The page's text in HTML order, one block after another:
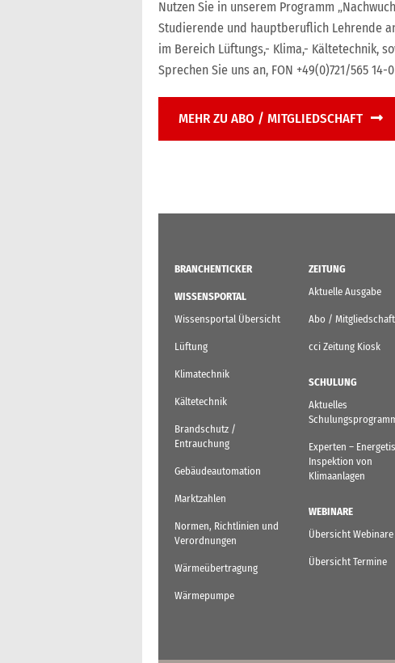
Nutzen Sie in unserem Programm
Studierende und hauptberuflich Lehrende
im Bereich Lüftungs,- Klima,- Kältetechnik,
Sprechen Sie uns an, FON +49(0)721/565 14-0
MEHR ZU ABO / MITGLIEDSCHAFT
BRANCHENTICKER
WISSENSPORTAL
Wissensportal Übersicht
Lüftung
Klimatechnik
Kältetechnik
Brandschutz /
Entrauchung
Gebäudeautomation
Marktzahlen
Normen, Richtlinien und
Verordnungen
Wärmeübertragung
Wärmepumpe
ZEITUNG
Aktuelle Ausgabe
Abo / Mitgliedschaft
cci Zeitung Kiosk
SCHULUNG
Aktuelles
Experten –
Inspektion von
Klimaanlagen
WEBINARE
Übersicht Webinare
Übersicht Termine